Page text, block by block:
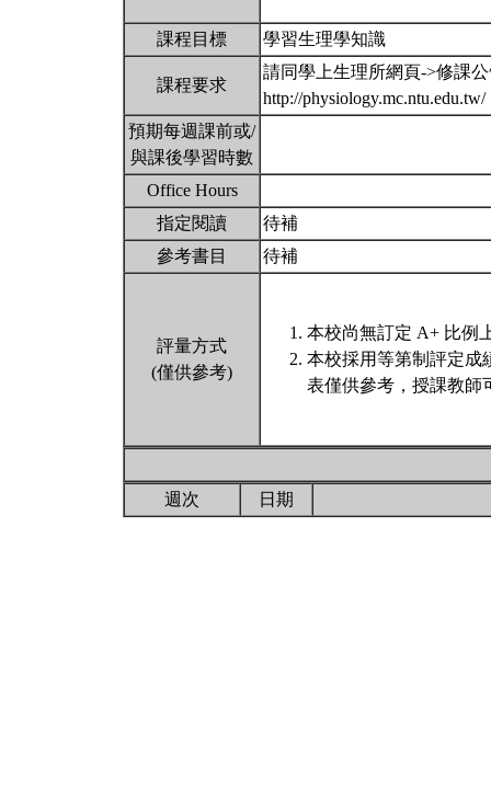
課程目標 學習生理學知識
課程要求
請同學上生理所網頁->修課
http://physiology.mc.ntu.edu.tw/
預期每週課前或/
與課後學習時數
Office Hours
指定閱讀
待補
參考書目
待補
評量方式
(僅供參考)
本校尚無訂定 A+ 比例
本校採用等第制評定成
表僅供參考，授課教師
週次 日期